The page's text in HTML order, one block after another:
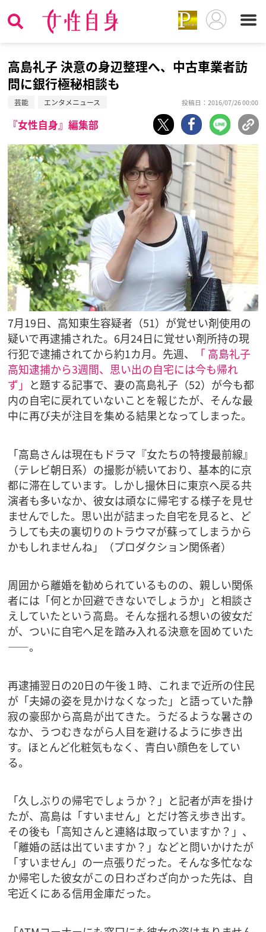
高島礼子 決意の身辺整理へ、中古車業者訪
問に銀行極秘相談も
芸能 エンタメニュース 投稿日：2016/07/26 00:00
『女性自身』編集部
7月19日、高知東生容疑者（51）が覚せい剤使用の
疑いで再逮捕された。6月24日に覚せい剤所持の現
行犯で逮捕されてから約1カ月。先週、
「 高島礼子
高知逮捕から3週間、思い出の自宅には今も帰れ
ず」 と題する記事で、妻の高島礼子（52）が今も都
内の自宅に戻れていないことを報じたが、そんな最
中に再び夫が注目を集める結果となってしまった。
「高島さんは現在もドラマ『女たちの特捜最前線』
（テレビ朝日系）の撮影が続いており、基本的に京
都に滞在しています。しかし撮休日に東京へ戻る共
演者も多いなか、彼女は頑なに帰宅する様子を見せ
ませんでした。思い出が詰まった自宅を見ると、ど
うしても夫の裏切りのトラウマが蘇ってしまうから
かもしれませんね」（プロダクション関係者）
周囲から離婚を勧められているものの、親しい関係
者には「何とか回避できないでしょうか」と相談さ
えしていたという高島。そんな揺れる想いの彼女だ
が、ついに自宅へ足を踏み入れる決意を固めていた
――。
再逮捕翌日の20日の午後１時、これまで近所の住民
が「夫婦の姿を見かけなくなった」と語っていた静
寂の豪邸から高島が出てきた。うだるような暑さの
なか、うつむきながら人目を避けるように歩き出
す。ほとんど化粧気もなく、青白い顔色をしてい
る。
「久しぶりの帰宅でしょうか？」と記者が声を掛け
たが、高島は「すいません」とだけ答え歩き出す。
その後も「高知さんと連絡は取っていますか？」、
「離婚の話は出ていますか？」などと問いかけたが
「すいません」の一点張りだった。そんな多忙なな
か帰宅した彼女がこの日わざわざ向かった先は、自
宅近くにある信用金庫だった。